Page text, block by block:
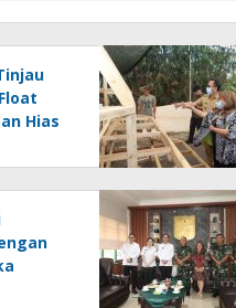
Hias